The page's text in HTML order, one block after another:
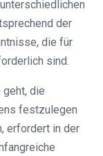
der
die für
sind.
geht, die
festzulegen
erfordert in der